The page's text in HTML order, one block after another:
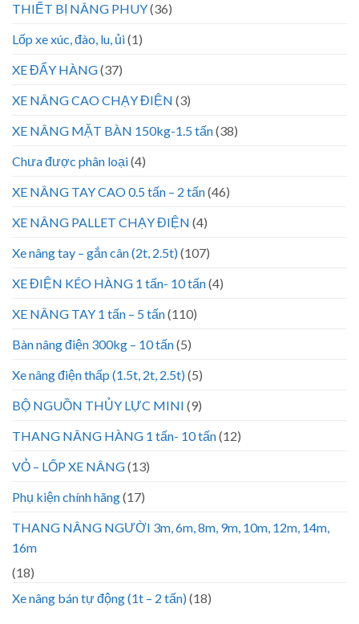
THIẾT BỊ NÂNG PHUY(36)
Lốp xe xúc, đào, lu, ủi(1)
XE ĐẨY HÀNG(37)
XE NÂNG CAO CHẠY ĐIỆN (3)
XE NÂNG MẶT BÀN 150kg-1.5 tấn(38)
Chưa được phân loại(4)
XE NÂNG TAY CAO 0.5 tấn – 2 tấn(46)
XE NÂNG PALLET CHẠY ĐIỆN (4)
Xe nâng tay – gắn cân (2t, 2.5t)(107)
XE ĐIỆN KÉO HÀNG 1 tấn- 10 tấn(4)
XE NÂNG TAY 1 tấn – 5 tấn(110)
Bàn nâng điện 300kg – 10 tấn(5)
Xe nâng điện thấp (1.5t, 2t, 2.5t)(5)
BỘ NGUỒN THỦY LỰC MINI (9)
THANG NÂNG HÀNG 1 tấn- 10 tấn(12)
VỎ – LỐP XE NÂNG(13)
Phụ kiện chính hãng(17)
THANG NÂNG NGƯỜI 3m, 6m, 8m, 9m, 10m, 12m, 14m,
16m
(18)
Xe nâng bán tự động (1t – 2 tấn)(18)